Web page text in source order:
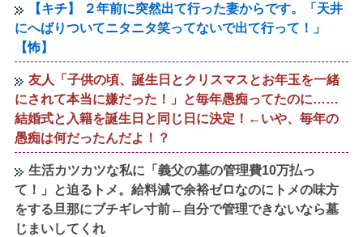
【キチ】 ２年前に突然出て行った妻からです。「天井
にへばりついてニタニタ笑ってないで出て行って！」
【怖】
友人「子供の頃、誕生日とクリスマスとお年玉を一緒
にされて本当に嫌だった！」と毎年愚痴ってたのに……
結婚式と入籍を誕生日と同じ日に決定！←いや、毎年の
愚痴は何だったんだよ！？
生活カツカツな私に「義父の墓の管理費10万払っ
て！」と迫るトメ。給料減で余裕ゼロなのにトメの味方
をする旦那にブチギレ寸前←自分で管理できないなら墓
じまいしてくれ